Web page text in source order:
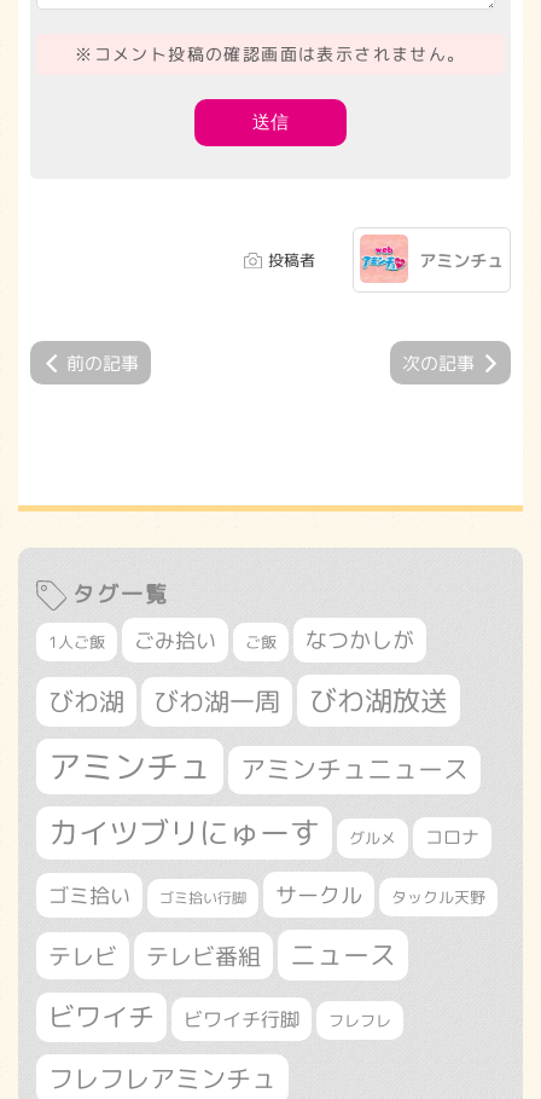
※コメント投稿の確認画面は表示されません。
投稿者 アミンチュ
前の記事 次の記事
タグ一覧
1人ご飯 ごみ拾い ご飯 なつかしが
びわ湖 びわ湖一周 びわ湖放送
アミンチュ アミンチュニュース
カイツブリにゅーす グルメ コロナ
ゴミ拾い ゴミ拾い行脚 サークル タックル天野
テレビ テレビ番組 ニュース
ビワイチ ビワイチ行脚 フレフレ
フレフレアミンチュ